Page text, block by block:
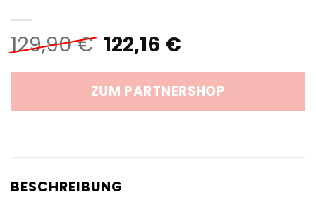
129,90€ Ursprünglicher
Preis
war:
129,90 €
122,16 €Aktueller
ist:
122,16 €.
ZUM PARTNERSHOP
BESCHREIBUNG